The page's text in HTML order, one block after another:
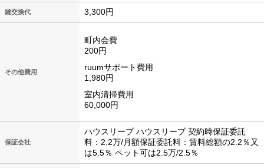
鍵交換代 3,300円
その他費用
町内会費
200円
ruumサポート費用
1,980円
室内清掃費用
60,000円
保証会社
ハウスリーブ ハウスリーブ 契約時保証委託
料：2.2万/月額保証委託料：賃料総額の2.2％又
は5.5％ ペット可は2.5万/2.5％